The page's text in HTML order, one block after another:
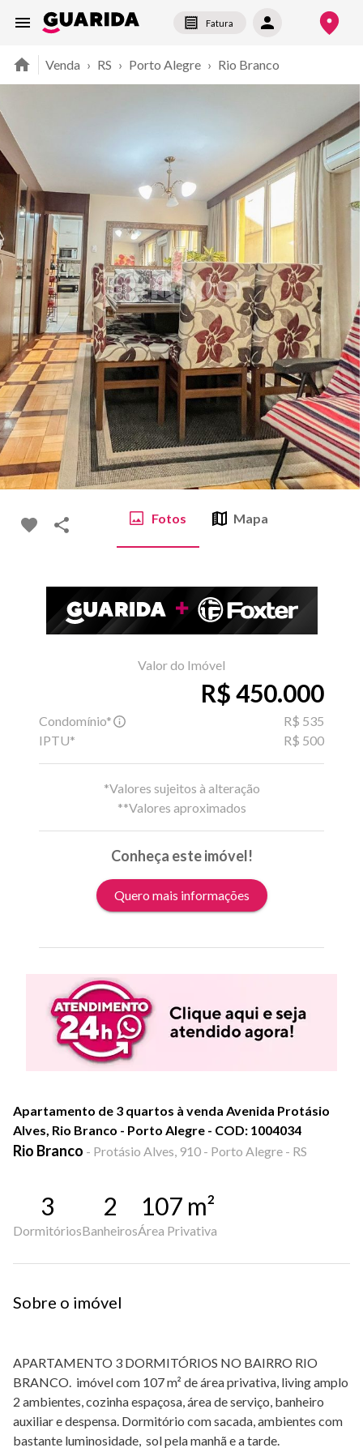
Fatura
Venda › RS › Porto Alegre › Rio Branco
Fotos Mapa
Valor do Imóvel
R$ 450.000
Condomínio*
R$ 535
IPTU*
R$ 500
*Valores sujeitos à alteração
**Valores aproximados
Conheça este imóvel!
Quero mais informações
Apartamento de 3 quartos à venda Avenida Protásio
Alves, Rio Branco - Porto Alegre - COD: 1004034
Rio Branco - Protásio Alves, 910 - Porto Alegre - RS
3
Dormitórios
2
Banheiros
107 m²
Área Privativa
Sobre o imóvel
APARTAMENTO 3 DORMITÓRIOS NO BAIRRO RIO
BRANCO. imóvel com 107 m² de área privativa, living amplo
2 ambientes, cozinha espaçosa, área de serviço, banheiro
auxiliar e despensa. Dormitório com sacada, ambientes com
bastante luminosidade, sol pela manhã e a tarde.